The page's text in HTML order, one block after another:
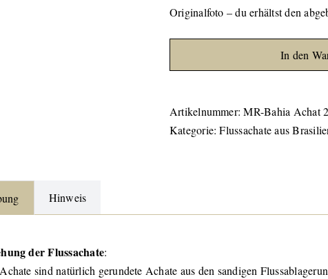
Originalfoto – du erhältst den
In den
Artikelnummer:MR-Bahia Achat
Kategorie:Flussachate aus
Hinweis
der Flussachate:
sind natürlich gerundete Achate aus den sandigen